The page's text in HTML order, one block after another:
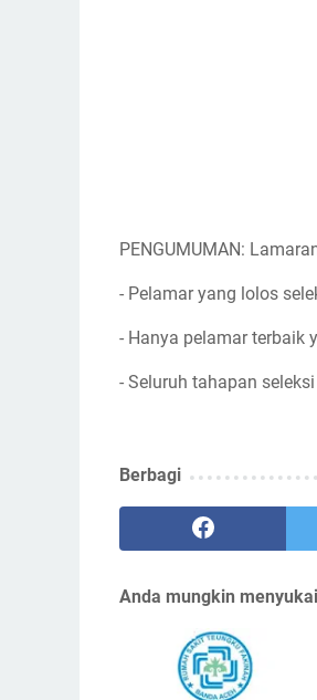
PENGUMUMAN:
- Pelamar yang lolos
- Hanya pelamar terbaik
- Seluruh tahapan
Berbagi
Anda mungkin